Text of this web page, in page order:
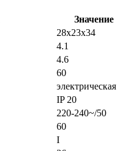
Значение
28х23х34
4.1
4.6
60
электрическая
IP 20
220-240~/50
60
I